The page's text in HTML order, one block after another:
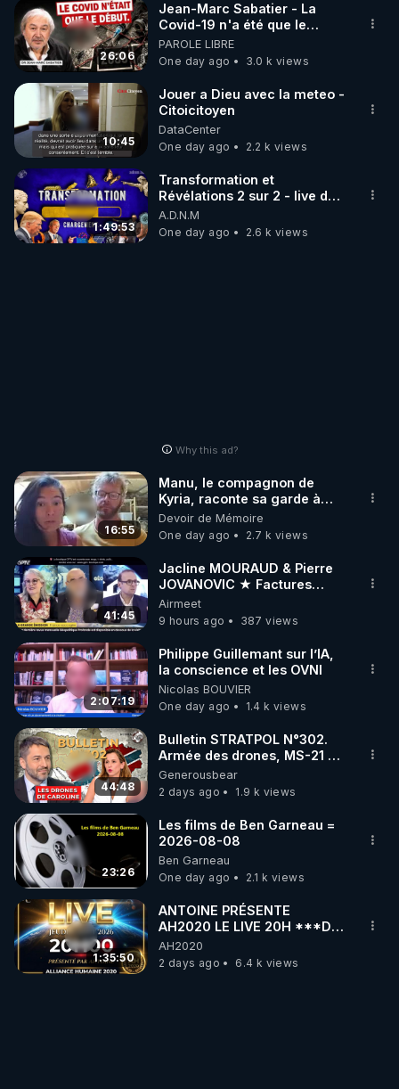
26:06
Jean-Marc Sabatier - La
Covid-19 n'a été que le
début - L'ARNm & l'ARNm-aa
jusqu où auront-t-il ?
PAROLE LIBRE
One day ago
3.0 k views
10:45
Jouer a Dieu avec la meteo -
Citoicitoyen
DataCenter
One day ago
2.2 k views
1:49:53
Transformation et
Révélations 2 sur 2 - live du
07/08/26
A.D.N.M
One day ago
2.6 k views
Why this ad?
16:55
Manu, le compagnon de
Kyria, raconte sa garde à
vue musclée. PARTAGEZ!
Devoir de Mémoire
One day ago
2.7 k views
41:45
Jacline MOURAUD & Pierre
JOVANOVIC ★ Factures
Impayées : Où Est Passé Le
Pognon ?
Airmeet
9 hours ago
387 views
2:07:19
Philippe Guillemant sur l’IA,
la conscience et les OVNI
Nicolas BOUVIER
One day ago
1.4 k views
44:48
Bulletin STRATPOL N°302.
Armée des drones, MS-21 en
série, missiles coréens.
07.08.2026.
Generousbear
2 days ago
1.9 k views
23:26
Les films de Ben Garneau =
2026-08-08
Ben Garneau
One day ago
2.1 k views
1:35:50
ANTOINE PRÉSENTE
AH2020 LE LIVE 20H ***DU
06/08/2026***
AH2020
2 days ago
6.4 k views